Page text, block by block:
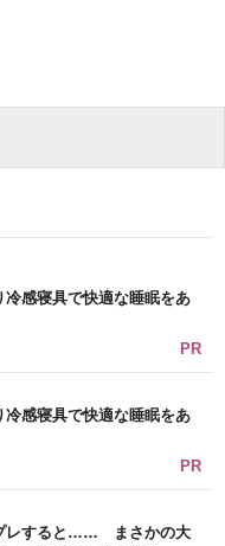
冷感寝具で快適な睡眠をあ
PR
冷感寝具で快適な睡眠をあ
PR
レすると…… まさかの大